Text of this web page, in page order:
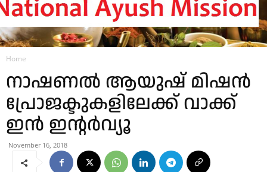
Home
നാഷണല്‍ ആയുഷ് മിഷന്‍
പ്രോജക്ടുകളിലേക്ക് വാക്ക്
ഇന്‍ ഇന്റര്‍വ്യൂ
November 16, 2018